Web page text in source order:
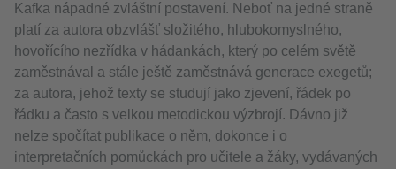
Kafka nápadné zvláštní postavení. Neboť na jedné straně
platí za autora obzvlášť složitého, hlubokomyslného,
hovořícího nezřídka v hádankách, který po celém světě
zaměstnával a stále ještě zaměstnává generace exegetů;
za autora, jehož texty se studují jako zjevení, řádek po
řádku a často s velkou metodickou výzbrojí. Dávno již
nelze spočítat publikace o něm, dokonce i o
interpretačních pomůckách pro učitele a žáky, vydávaných